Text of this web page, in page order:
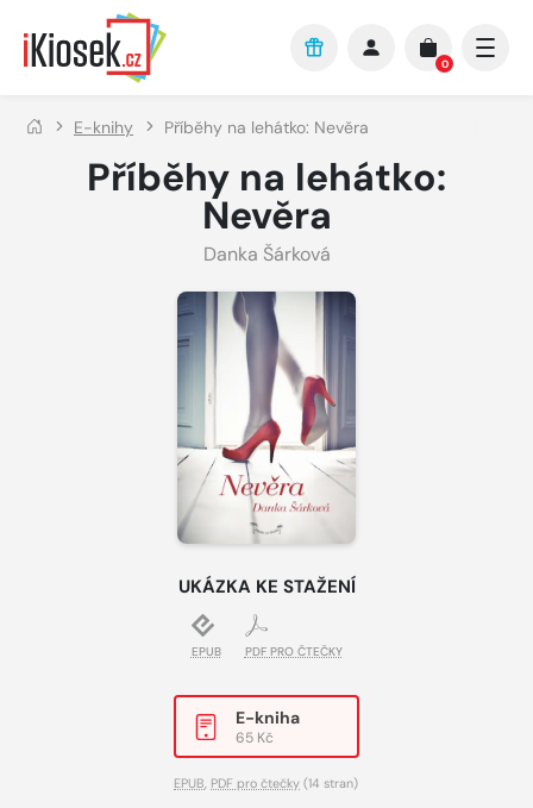
Přejít na hlavní obsah
0
E-knihy Příběhy na lehátko: Nevěra
Příběhy na lehátko:
Nevěra
Danka Šárková
UKÁZKA KE STAŽENÍ
EPUB PDF PRO ČTEČKY
E-kniha
65 Kč
EPUB, PDF pro čtečky (14 stran)